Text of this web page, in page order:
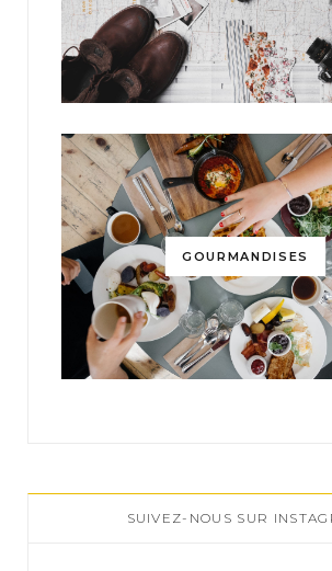
GOURMANDISES
SUIVEZ-NOUS SUR